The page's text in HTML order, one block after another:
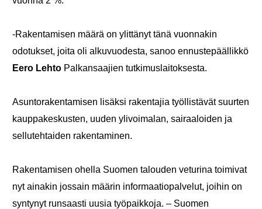
-Rakentamisen määrä on ylittänyt tänä vuonnakin
odotukset, joita oli alkuvuodesta, sanoo ennustepäällikkö
Eero LehtoPalkansaajien tutkimuslaitoksesta.
Asuntorakentamisen lisäksi rakentajia työllistävät suurten
kauppakeskusten, uuden ylivoimalan, sairaaloiden ja
sellutehtaiden rakentaminen.
Rakentamisen ohella Suomen talouden veturina toimivat
nyt ainakin jossain määrin informaatiopalvelut, joihin on
syntynyt runsaasti uusia työpaikkoja. – Suomen